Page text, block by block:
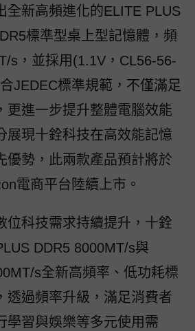
全新高頻進化的ELITE PLUS
標準型桌上型記憶體，頻
s，並採用(1.1V，CL56-56-
JEDEC標準規範，不僅滿足
更進一步提升整體電腦效能
展現十銓科技在高效能記憶
優勢，此兩款產品預計將於
電商平台陸續上市。
位科技需求持續提升，十銓
DDR5 8000MT/s與
s全新高頻率、低功耗標
透過頻率升級，滿足消費者
學習與娛樂等多元使用需